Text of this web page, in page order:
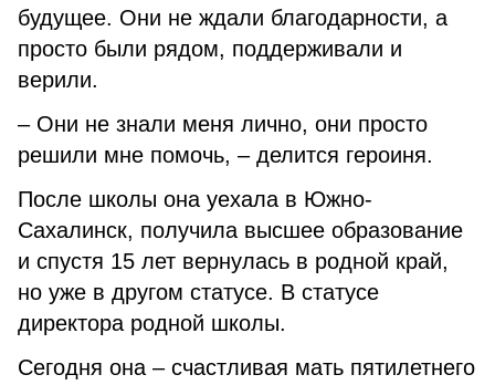
будущее. Они не ждали благодарности, а
просто были рядом, поддерживали и
верили.
– Они не знали меня лично, они просто
решили мне помочь, – делится героиня.
После школы она уехала в Южно-
Сахалинск, получила высшее образование
и спустя 15 лет вернулась в родной край,
но уже в другом статусе. В статусе
директора родной школы.
Сегодня она – счастливая мать пятилетнего